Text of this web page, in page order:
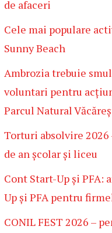
de afaceri
Cele mai populare
Sunny Beach
Ambrozia trebuie
voluntari pentru
Parcul Natural
Torturi absolvire
de an școlar și liceu
Cont Start-Up și PFA:
Up și PFA pentru
CONIL FEST 2026 –